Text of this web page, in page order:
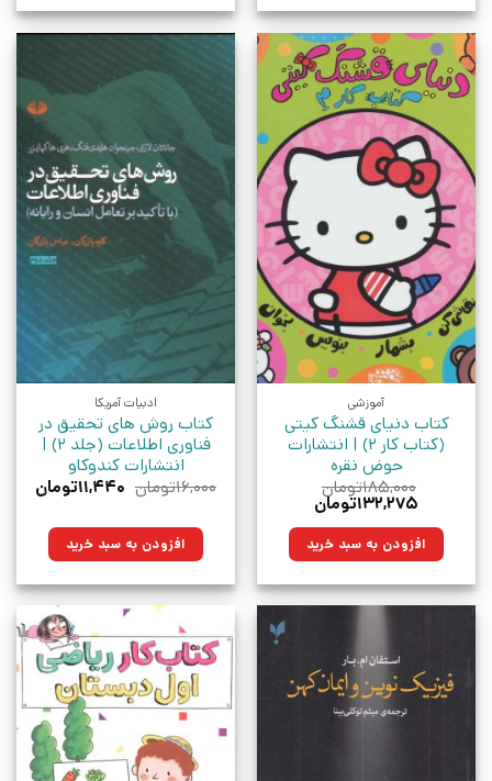
آموزشی
کتاب دنیای قشنگ کیتی
(کتاب کار 2) | انتشارات
حوض نقره
۱۸۵,۰۰۰تومان
قیمت
۱۸۵,۰۰۰تومان
بود.
۱۳۲,۲۷۵تومان
۱۳۲,۲۷۵تومان.افزودن به سبد خرید
ادبیات آمریکا
کتاب روش‌ های تحقیق در
فناوری اطلاعات (جلد 2) |
انتشارات کندوکاو
۱۶,۰۰۰تومان قیمت
بود.
۱۱,۴۴۰تومان
فعلی:
افزودن به سبد خرید